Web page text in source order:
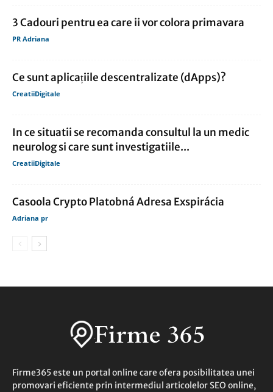
3 Cadouri pentru ea care ii vor colora primavara
PR Adriana
Ce sunt aplicațiile descentralizate (dApps)?
CreatiiDigitale
In ce situatii se recomanda consultul la un medic
neurolog si care sunt investigatiile...
CreatiiDigitale
Casoola Crypto Platobná Adresa Exspirácia
Adriana pr
Firme365 este un portal online care ofera posibilitatea unei
promovari eficiente prin intermediul articolelor SEO online,